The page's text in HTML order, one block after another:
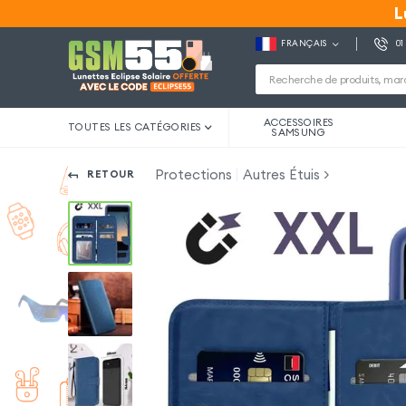
FRANÇAIS
TOUTES LES CATÉGORIES ACCESSOIRES
SAMSUNG
RETOUR Protections Autres Étuis